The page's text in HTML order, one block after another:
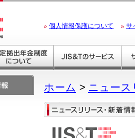
個人情報保護について サ
ホーム > ニュース